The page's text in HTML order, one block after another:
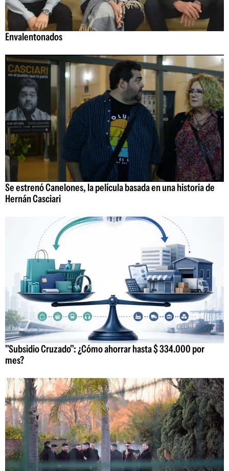
Envalentonados
Se estrenó Canelones, la película basada en una historia de
Hernán Casciari
"Subsidio Cruzado": ¿Cómo ahorrar hasta $ 334.000 por
mes?